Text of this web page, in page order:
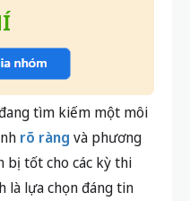
tìm kiếm một môi
rõ ràng và phương
bị tốt cho các kỳ thi
là lựa chọn đáng tin